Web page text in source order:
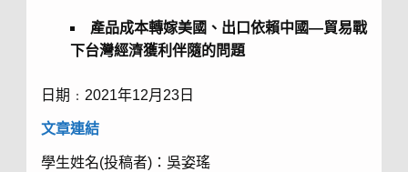
產品成本轉嫁美國、出口依賴中國—貿易戰
下台灣經濟獲利伴隨的問題
日期﹕2021年12月23日
文章連結
學生姓名(投稿者)：吳姿瑤